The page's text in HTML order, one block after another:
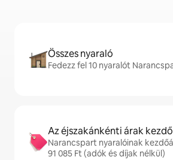
Összes nyaraló
Fedezz fel 10 nyaralót
Az éjszakánkénti árak
Narancspart nyaralóinak
91 085 Ft (adók és díjak nélkül)